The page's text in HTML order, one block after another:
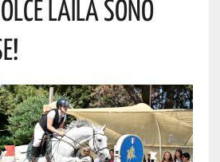
Laila Sono